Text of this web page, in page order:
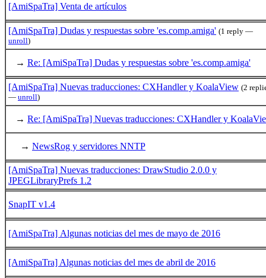
[AmiSpaTra] Venta de artículos
[AmiSpaTra] Dudas y respuestas sobre 'es.comp.amiga' (1 reply —
unroll)
→ Re: [AmiSpaTra] Dudas y respuestas sobre 'es.comp.amiga'
[AmiSpaTra] Nuevas traducciones: CXHandler y KoalaView (2
— unroll)
→ Re: [AmiSpaTra] Nuevas traducciones: CXHandler y
→ NewsRog y servidores NNTP
[AmiSpaTra] Nuevas traducciones: DrawStudio 2.0.0 y
JPEGLibraryPrefs 1.2
SnapIT v1.4
[AmiSpaTra] Algunas noticias del mes de mayo de 2016
[AmiSpaTra] Algunas noticias del mes de abril de 2016